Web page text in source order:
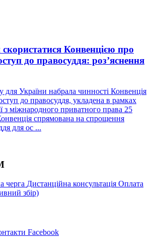
Конвенцією про
до правосуддя: роз’яснення
для України набрала чинності Конвенція
до правосуддя, укладена в рамках
з міжнародного приватного права 25
спрямована на спрощення
для ос ...
черга Дистанційна консультація Оплата
збір)
Facebook